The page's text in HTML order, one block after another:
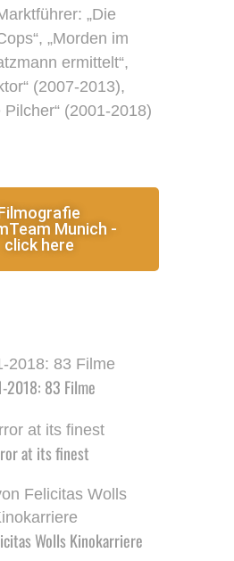
„Die
„Morden im
ermittelt“,
(2007-2013),
Pilcher“ (2001-2018)
Munich -
click here
2018: 83 Filme
at its finest
Wolls Kinokarriere